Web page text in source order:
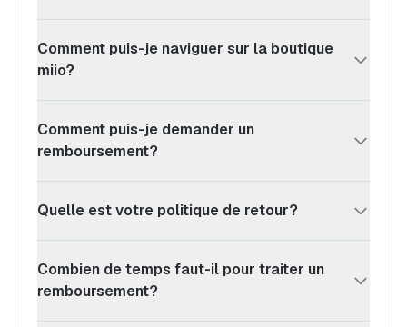
Comment puis-je naviguer sur la boutique
miio?
Comment puis-je demander un
remboursement?
Quelle est votre politique de retour?
Combien de temps faut-il pour traiter un
remboursement?